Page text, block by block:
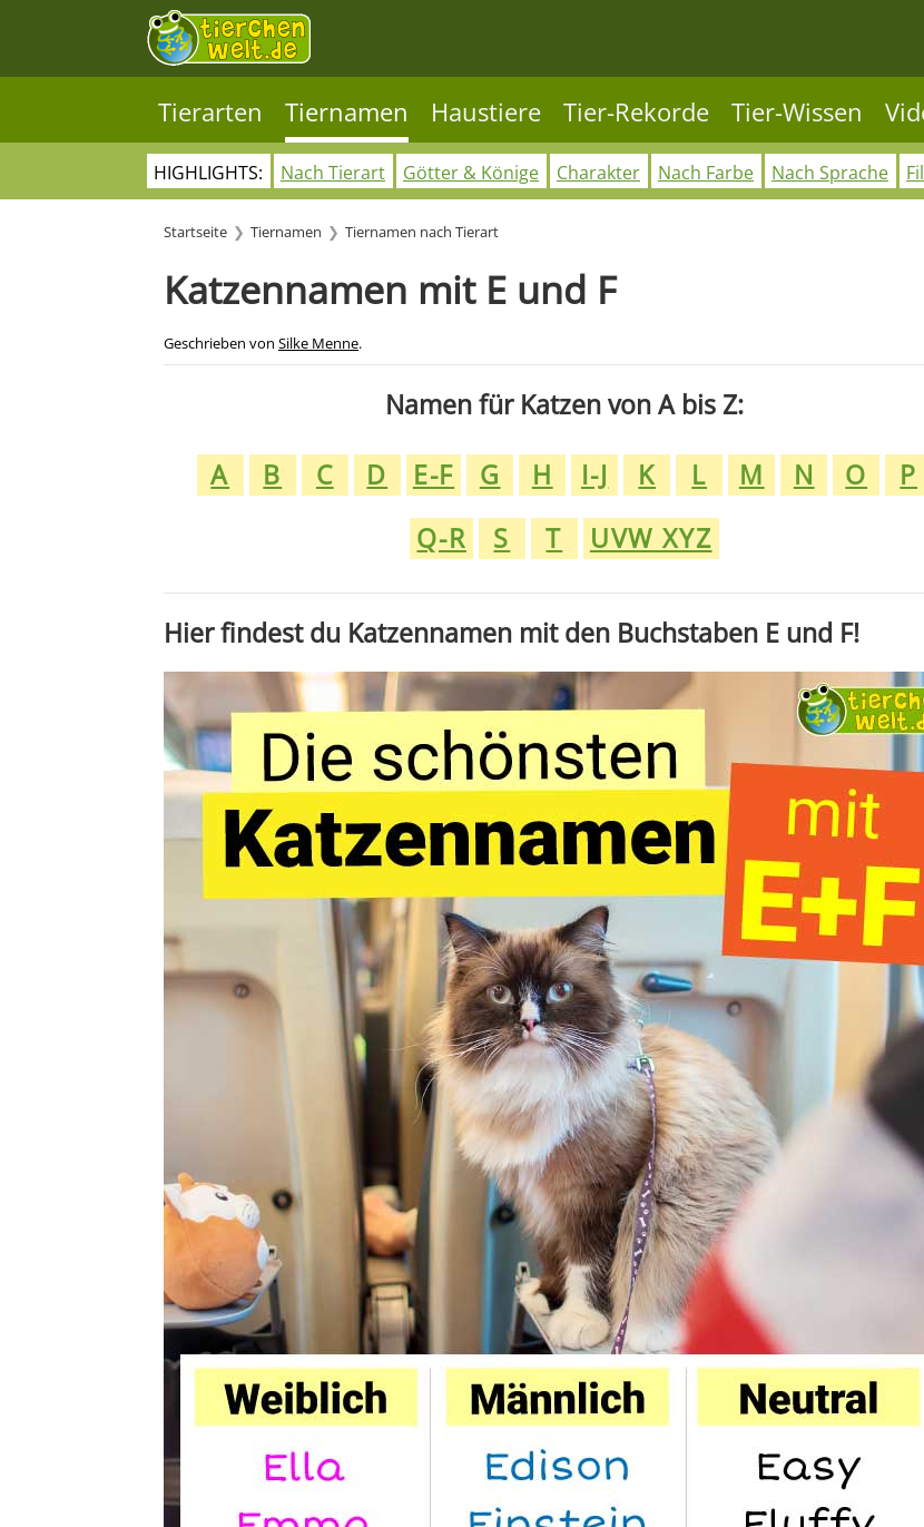
Tierarten Tiernamen Haustiere Tier-Rekorde Tier-Wissen
HIGHLIGHTS: Nach Tierart Götter & Könige Charakter Nach Farbe Nach Sprache
Startseite Tiernamen Tiernamen nach Tierart
Katzennamen mit E und F
Geschrieben von Silke Menne.
Namen für Katzen von A bis Z:
A
B C D E-F G H I-J K L M N O
P
Q-R
S T UVW XYZ
Hier findest du Katzennamen mit den Buchstaben E und F!